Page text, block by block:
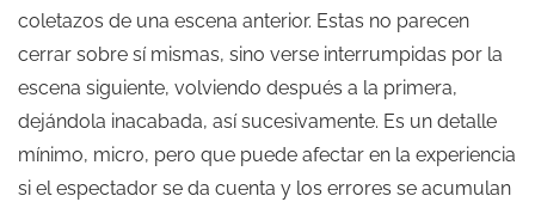
coletazos de una escena anterior. Estas no parecen
cerrar sobre sí mismas, sino verse interrumpidas por la
escena siguiente, volviendo después a la primera,
dejándola inacabada, así sucesivamente. Es un detalle
mínimo, micro, pero que puede afectar en la experiencia
si el espectador se da cuenta y los errores se acumulan